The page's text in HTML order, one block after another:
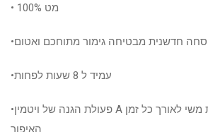
• 100% מט
•עמיד ל 8 שעות לפחות
•פעולת הגנה של ויטמין A שמבטיחה תחושת משי לאורך כל זמן